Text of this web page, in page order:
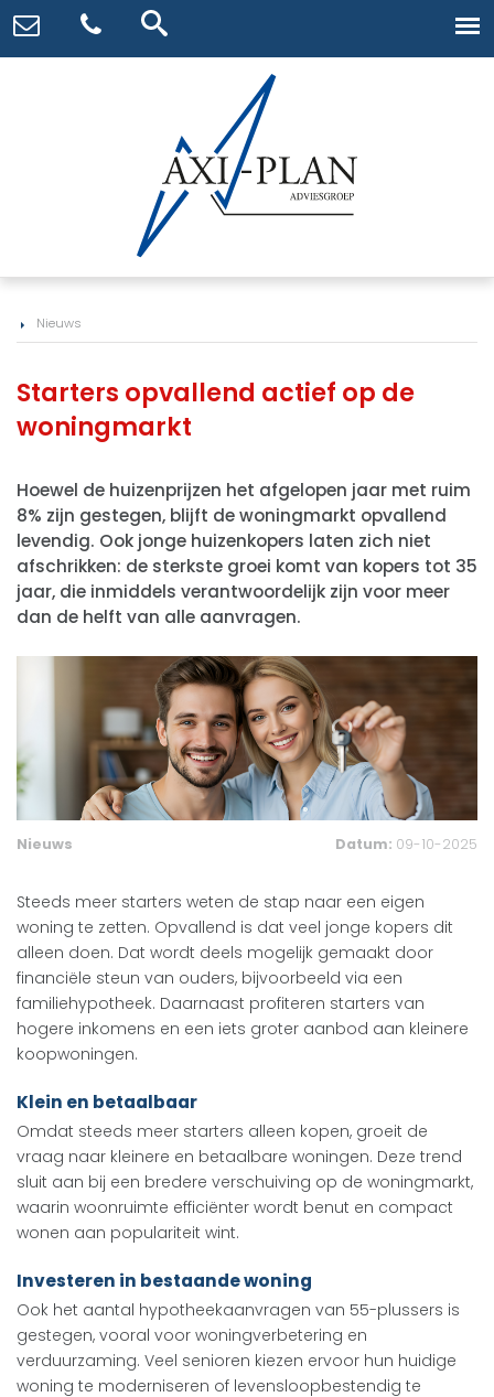
Nieuws
Starters opvallend actief op de
woningmarkt
Hoewel de huizenprijzen het afgelopen jaar met ruim
8% zijn gestegen, blijft de woningmarkt opvallend
levendig. Ook jonge huizenkopers laten zich niet
afschrikken: de sterkste groei komt van kopers tot 35
jaar, die inmiddels verantwoordelijk zijn voor meer
dan de helft van alle aanvragen.
Nieuws Datum: 09-10-2025
Steeds meer starters weten de stap naar een eigen
woning te zetten. Opvallend is dat veel jonge kopers dit
alleen doen. Dat wordt deels mogelijk gemaakt door
financiële steun van ouders, bijvoorbeeld via een
familiehypotheek. Daarnaast profiteren starters van
hogere inkomens en een iets groter aanbod aan kleinere
koopwoningen.
Klein en betaalbaar
Omdat steeds meer starters alleen kopen, groeit de
vraag naar kleinere en betaalbare woningen. Deze trend
sluit aan bij een bredere verschuiving op de woningmarkt,
waarin woonruimte efficiënter wordt benut en compact
wonen aan populariteit wint.
Investeren in bestaande woning
Ook het aantal hypotheekaanvragen van 55-plussers is
gestegen, vooral voor woningverbetering en
verduurzaming. Veel senioren kiezen ervoor hun huidige
woning te moderniseren of levensloopbestendig te